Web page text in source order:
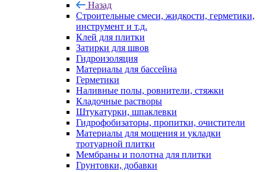
Назад
Строительные смеси, жидкости, герметики,
инструмент и т.д.
Клей для плитки
Затирки для швов
Гидроизоляция
Материалы для бассейна
Герметики
Наливные полы, ровнители, стяжки
Кладочные растворы
Штукатурки, шпаклевки
Гидрофобизаторы, пропитки, очистители
Материалы для мощения и укладки
тротуарной плитки
Мембраны и полотна для плитки
Грунтовки, добавки